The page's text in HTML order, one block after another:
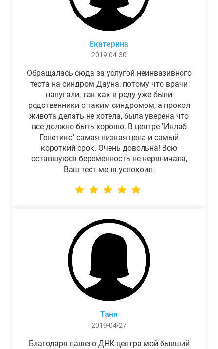
Екатерина
2019-04-30
Обращалась сюда за услугой неинвазивного
теста на синдром Дауна, потому что врачи
напугали, так как в роду уже были
родственники с таким синдромом, а прокол
живота делать не хотела, была уверена что
все должно быть хорошо. В центре "Инлаб
Генетикс" самая низкая цена и самый
короткий срок. Очень довольна! Всю
оставшуюся беременность не нервничала,
Ваш тест меня успокоил.
Таня
2019-04-27
Благодаря вашего ДНК-центра мой бывший